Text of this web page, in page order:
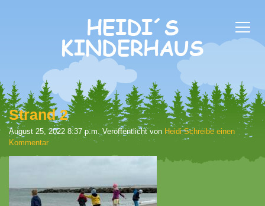
Strand 2
August 25, 2022 8:37 p.m. Veröffentlicht von Heidi Schreibe einen
Kommentar